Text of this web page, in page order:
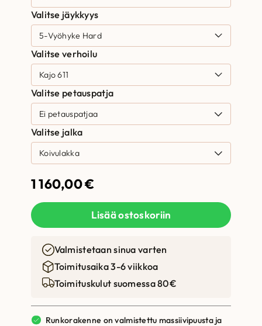
Valitse jäykkyys
Valitse verhoilu
Valitse petauspatja
Valitse jalka
1 160,00€
Lisää ostoskoriin
Valmistetaan sinua varten
Toimitusaika 3-6 viikkoa
Toimituskulut suomessa 80€
Runkorakenne on valmistettu massiivipuusta ja